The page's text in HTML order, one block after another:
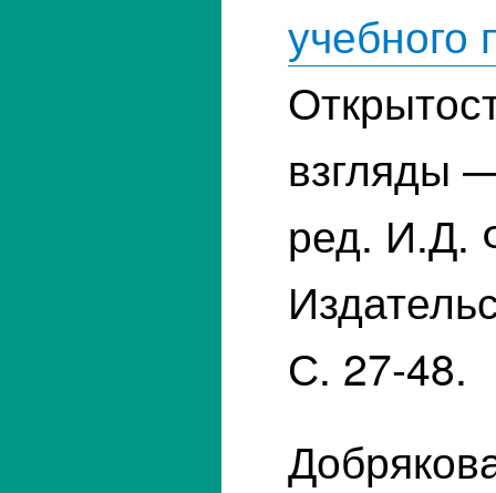
учебного
взгляды
ред. И.Д.
С. 27-48.